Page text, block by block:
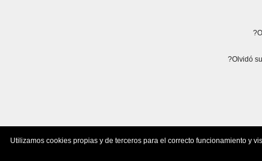
Utilizamos cookies propias y de terceros para el correcto funcionamiento y